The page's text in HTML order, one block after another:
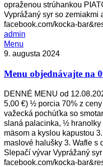
opraženou strúhankou
Vyprážaný syr so zemiakmi
facebook.com/kocka-
admin
Menu
objednávajte
0949
503
Menu
9. augusta 2024
Menu objednávajte na
DENNÉ MENU od
5,00 €) ½ porcia 70% z
važecká pochúťka so
slaná palacinka, ½ hranolky
mäsom a kyslou kapustou
maslové halušky 3. Wafle s
Slepačí vývar Vyprážaný
facebook.com/kocka-